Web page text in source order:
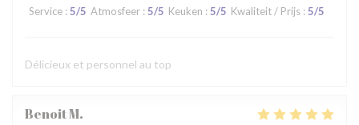
Service : 5/5 Atmosfeer : 5/5 Keuken : 5/5 Kwaliteit / Prijs : 5/5
Délicieux et personnel au top
BenoitM